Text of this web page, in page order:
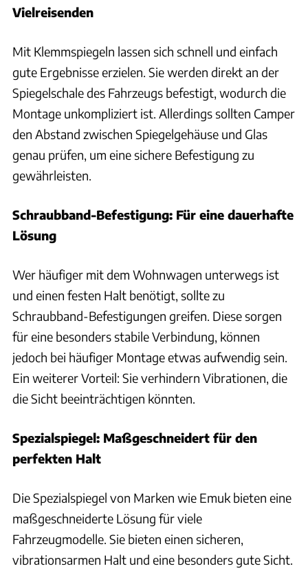
Vielreisenden
Mit Klemmspiegeln lassen sich schnell und einfach
gute Ergebnisse erzielen. Sie werden direkt an der
Spiegelschale des Fahrzeugs befestigt, wodurch die
Montage unkompliziert ist. Allerdings sollten Camper
den Abstand zwischen Spiegelgehäuse und Glas
genau prüfen, um eine sichere Befestigung zu
gewährleisten.
Schraubband-Befestigung: Für eine dauerhafte
Lösung
Wer häufiger mit dem Wohnwagen unterwegs ist
und einen festen Halt benötigt, sollte zu
Schraubband-Befestigungen greifen. Diese sorgen
für eine besonders stabile Verbindung, können
jedoch bei häufiger Montage etwas aufwendig sein.
Ein weiterer Vorteil: Sie verhindern Vibrationen, die
die Sicht beeinträchtigen könnten.
Spezialspiegel: Maßgeschneidert für den
perfekten Halt
Die Spezialspiegel von Marken wie Emuk bieten eine
maßgeschneiderte Lösung für viele
Fahrzeugmodelle. Sie bieten einen sicheren,
vibrationsarmen Halt und eine besonders gute Sicht.